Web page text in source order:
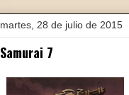
martes, 28 de julio de 2015
Samurai 7